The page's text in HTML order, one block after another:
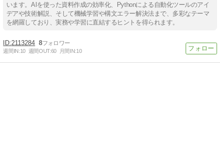
います。AIを使った資料作成の効率化、Pythonによる自動化ツールのアイ
デアや技術解説、そして機械学習や構文エラー解決法まで、多彩なテーマ
を網羅しており、実務や学習に直結するヒントを得られます。
2113284 8
週間IN:10 週間OUT:60 月間IN:10